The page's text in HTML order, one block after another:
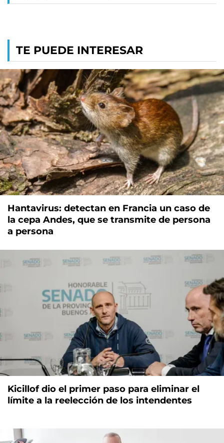
TE PUEDE INTERESAR
Hantavirus: detectan en Francia un caso de
la cepa Andes, que se transmite de persona
a persona
Kicillof dio el primer paso para eliminar el
límite a la reelección de los intendentes